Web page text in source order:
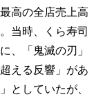
高の全店売上高
当時、くら寿司
、「鬼滅の刃」
える反響」があ
としていたが、